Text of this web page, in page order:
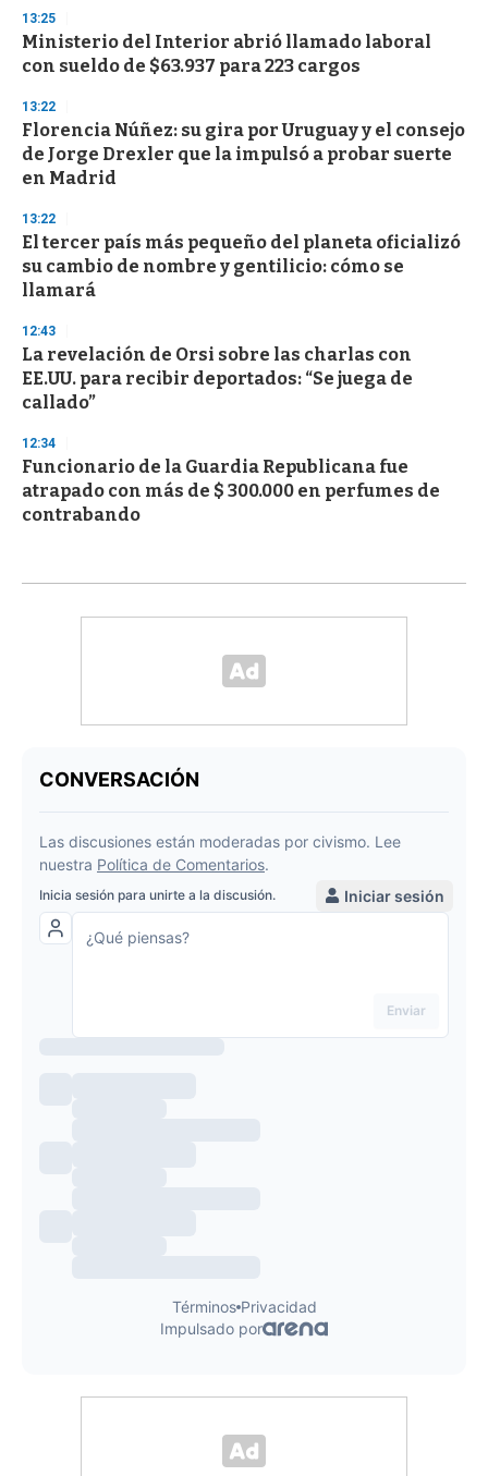
13:25
Ministerio del Interior abrió llamado laboral
con sueldo de $63.937 para 223 cargos
13:22
Florencia Núñez: su gira por Uruguay y el consejo
de Jorge Drexler que la impulsó a probar suerte
en Madrid
13:22
El tercer país más pequeño del planeta oficializó
su cambio de nombre y gentilicio: cómo se
llamará
12:43
La revelación de Orsi sobre las charlas con
EE.UU. para recibir deportados: “Se juega de
callado”
12:34
Funcionario de la Guardia Republicana fue
atrapado con más de $ 300.000 en perfumes de
contrabando